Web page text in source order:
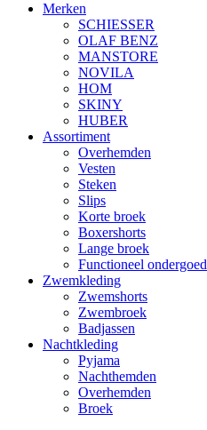
Merken
SCHIESSER
OLAF BENZ
MANSTORE
NOVILA
HOM
SKINY
HUBER
Assortiment
Overhemden
Vesten
Steken
Slips
Korte broek
Boxershorts
Lange broek
Functioneel ondergoed
Zwemkleding
Zwemshorts
Zwembroek
Badjassen
Nachtkleding
Pyjama
Nachthemden
Overhemden
Broek